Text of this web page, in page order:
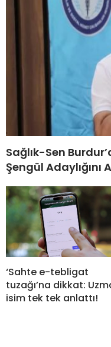
Sağlık-Sen
Şengül Adaylığını
‘Sahte e-tebligat
tuzağı’na dikkat:
isim tek tek anlattı!